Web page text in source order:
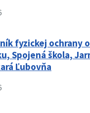
fyzickej ochrany
Spojená škola,
Ľubovňa